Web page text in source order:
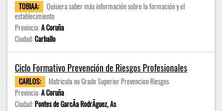
TOBIAA:
Quisiera saber más información sobre la formación y el
establecimiento
Provincia:A Coruña
Ciudad:Carballo
Ciclo Formativo Prevención de Riesgos Profesionales
CARLOS:
Matricula no Grado Superior Prevencion Riesgos
Provincia:A Coruña
Ciudad:Pontes de GarcÃ­a RodrÃ­guez, As